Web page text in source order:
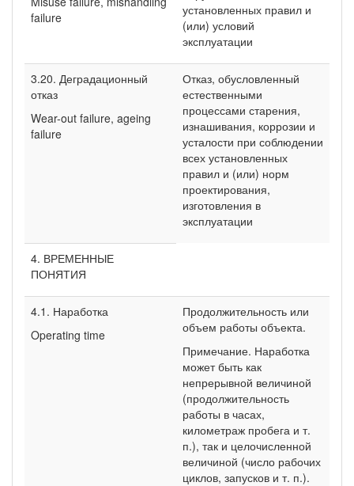
failure
установленных правил и
(или) условий
эксплуатации
3.20. Деградационный
отказ
Wear-out failure, ageing
failure
Отказ, обусловленный
естественными
процессами старения,
изнашивания, коррозии и
усталости при соблюдении
всех установленных
правил и (или) норм
проектирования,
изготовления в
эксплуатации
4. ВРЕМЕННЫЕ
ПОНЯТИЯ
4.1. Наработка
Operating time
Продолжительность или
объем работы объекта.
Примечание. Наработка
может быть как
непрерывной величиной
(продолжительность
работы в часах,
километраж пробега и т.
п.), так и целочисленной
величиной (число рабочих
циклов, запусков и т. п.).